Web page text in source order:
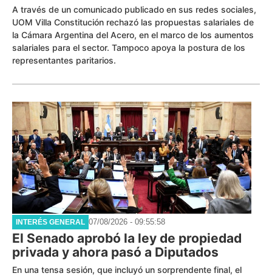
A través de un comunicado publicado en sus redes sociales,
UOM Villa Constitución rechazó las propuestas salariales de
la Cámara Argentina del Acero, en el marco de los aumentos
salariales para el sector. Tampoco apoya la postura de los
representantes paritarios.
INTERÉS GENERAL 07/08/2026 - 09:55:58
El Senado aprobó la ley de propiedad
privada y ahora pasó a Diputados
En una tensa sesión, que incluyó un sorprendente final, el